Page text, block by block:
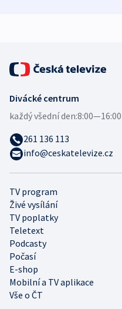
TV program
Živé vysílání
TV poplatky
Teletext
Podcasty
Počasí
E-shop
Mobilní a TV aplikace
Vše o ČT
Divácké centrum
každý všední den:
261 136 113
info@ceskatelevize.cz